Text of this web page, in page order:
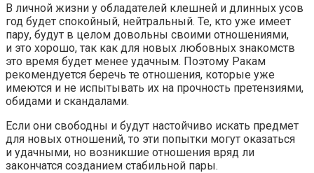
В личной жизни у обладателей клешней и длинных усов
год будет спокойный, нейтральный. Те, кто уже имеет
пару, будут в целом довольны своими отношениями,
и это хорошо, так как для новых любовных знакомств
это время будет менее удачным. Поэтому Ракам
рекомендуется беречь те отношения, которые уже
имеются и не испытывать их на прочность претензиями,
обидами и скандалами.
Если они свободны и будут настойчиво искать предмет
для новых отношений, то эти попытки могут оказаться
и удачными, но возникшие отношения вряд ли
закончатся созданием стабильной пары.